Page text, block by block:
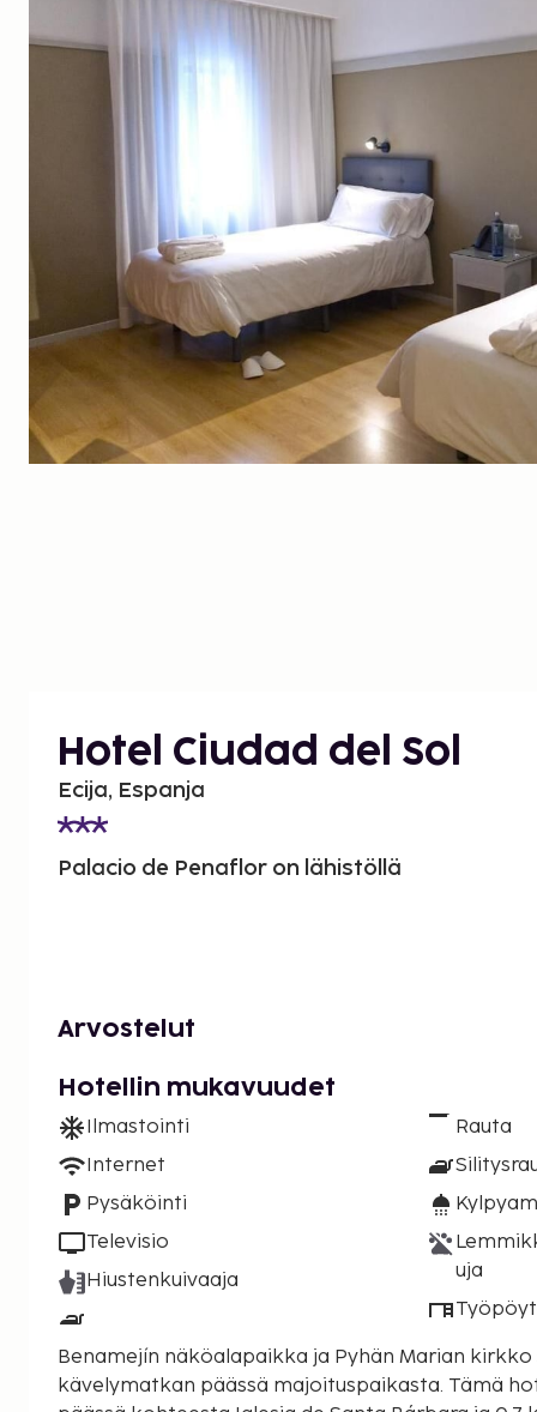
Hotel Ciudad del Sol
Ecija, Espanja
Palacio de Penaflor on lähistöllä
Arvostelut
Hotellin mukavuudet
Ilmastointi
Internet
Pysäköinti
Televisio
Hiustenkuivaaja
Rauta
uja
Benamejín näköalapaikka ja Pyhän Marian kirkko
kävelymatkan päässä majoituspaikasta. Tämä hotelli sijaitsee 0,7 km:n